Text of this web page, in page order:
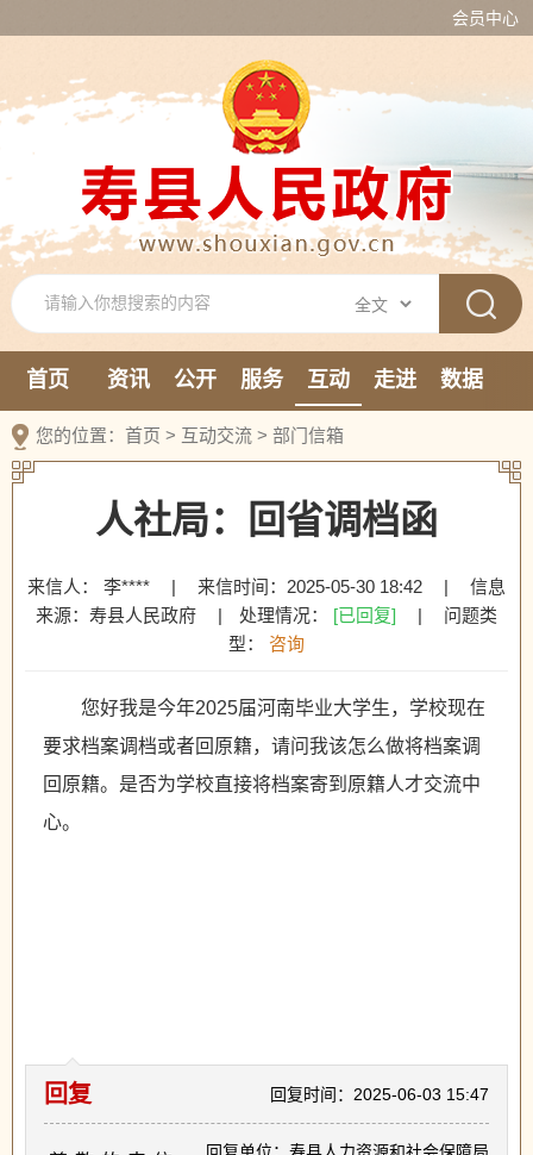
会员中心
首页 资讯 公开 服务 互动 走进
数据
您的位置： 首页 > 互动交流 > 部门信箱
人社局：回省调档函
来信人： 李**** | 来信时间：2025-05-30 18:42 |
信息
来源：寿县人民政府
| 处理情况： [已回复] |
问题类
型：
咨询
您好我是今年2025届河南毕业大学生，学校现在
要求档案调档或者回原籍，请问我该怎么做将档案调
回原籍。是否为学校直接将档案寄到原籍人才交流中
心。
回复时间：2025-06-03 15:47
回复